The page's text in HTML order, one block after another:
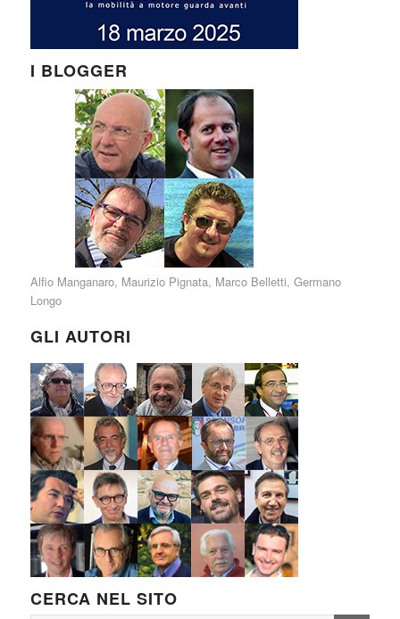
I BLOGGER
Alfio Manganaro, Maurizio Pignata, Marco Belletti, Germano
Longo
GLI AUTORI
CERCA NEL SITO